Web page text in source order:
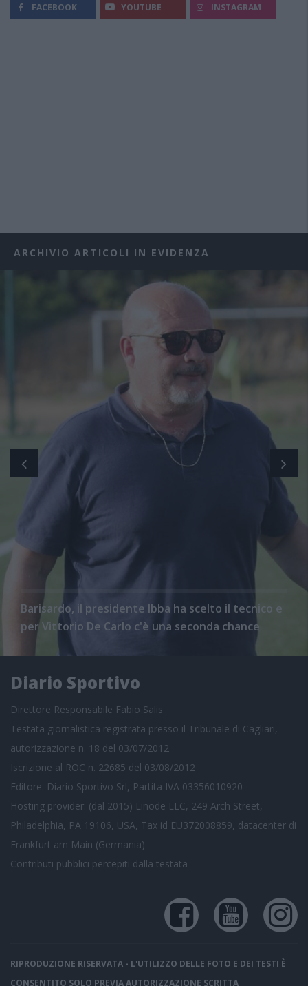
FACEBOOK YOUTUBE INSTAGRAM
ARCHIVIO ARTICOLI IN EVIDENZA
Barisardo, il presidente Ibba ha scelto il tecnico e
per Vittorio De Carlo c'è una seconda chance
Diario Sportivo
Direttore Responsabile Fabio Salis
Testata giornalistica registrata presso il Tribunale di Cagliari,
autorizzazione n. 18 del 03/07/2012
Iscrizione al ROC n. 22685 del 03/08/2012
Editore: Diario Sportivo Srl, Partita IVA 03356010920
Hosting provider: (dal 2015) Linode LLC, 249 Arch Street,
Philadelphia, PA 19106, USA, Tax id EU372008859, datacenter di
Frankfurt am Main (Germania)
Contributi pubblici percepiti dalla testata
RIPRODUZIONE RISERVATA - L'UTILIZZO DELLE FOTO E DEI TESTI È
CONSENTITO SOLO PREVIA AUTORIZZAZIONE SCRITTA